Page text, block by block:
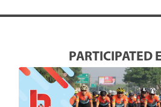
PARTICIPATED